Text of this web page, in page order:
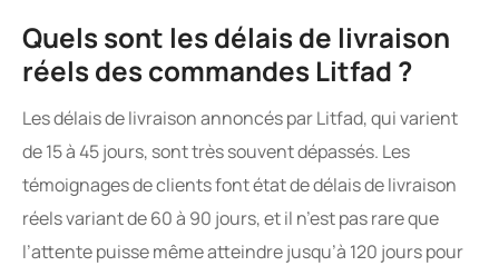
Quels sont les délais de livraison
réels des commandes Litfad ?
Les délais de livraison annoncés par Litfad, qui varient
de 15 à 45 jours, sont très souvent dépassés. Les
témoignages de clients font état de délais de livraison
réels variant de 60 à 90 jours, et il n’est pas rare que
l’attente puisse même atteindre jusqu’à 120 jours pour